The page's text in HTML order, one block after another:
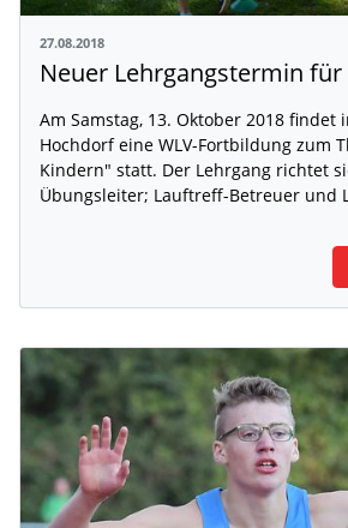
27.08.2018
Am Samstag, 13. Oktober 2018 findet
Hochdorf eine WLV-Fortbildung zum
Kindern" statt. Der Lehrgang richtet
Übungsleiter; Lauftreff-Betreuer und